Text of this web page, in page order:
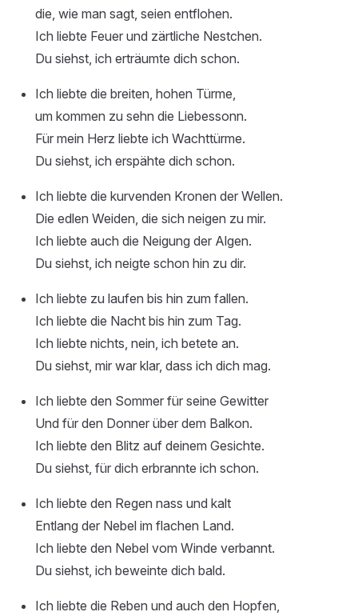
die, wie man sagt, seien entflohen.
Ich liebte Feuer und zärtliche Nestchen.
Du siehst, ich erträumte dich schon.
Ich liebte die breiten, hohen Türme,
um kommen zu sehn die Liebessonn.
Für mein Herz liebte ich Wachttürme.
Du siehst, ich erspähte dich schon.
Ich liebte die kurvenden Kronen der Wellen.
Die edlen Weiden, die sich neigen zu mir.
Ich liebte auch die Neigung der Algen.
Du siehst, ich neigte schon hin zu dir.
Ich liebte zu laufen bis hin zum fallen.
Ich liebte die Nacht bis hin zum Tag.
Ich liebte nichts, nein, ich betete an.
Du siehst, mir war klar, dass ich dich mag.
Ich liebte den Sommer für seine Gewitter
Und für den Donner über dem Balkon.
Ich liebte den Blitz auf deinem Gesichte.
Du siehst, für dich erbrannte ich schon.
Ich liebte den Regen nass und kalt
Entlang der Nebel im flachen Land.
Ich liebte den Nebel vom Winde verbannt.
Du siehst, ich beweinte dich bald.
Ich liebte die Reben und auch den Hopfen,